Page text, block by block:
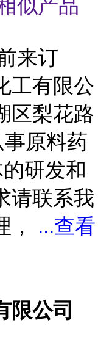
似产品
来订
工有限公
区梨花路
原料药
的研发和
请联系我
， ...查看
限公司